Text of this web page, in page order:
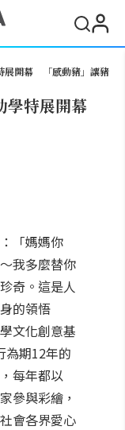
展開幕 「感動豬」讓豬
學特展開幕
「媽媽你
我多麼替你
奇。這是人
的領悟
文化創意基
為期12年的
每年都以
參與彩繪，
會各界愛心